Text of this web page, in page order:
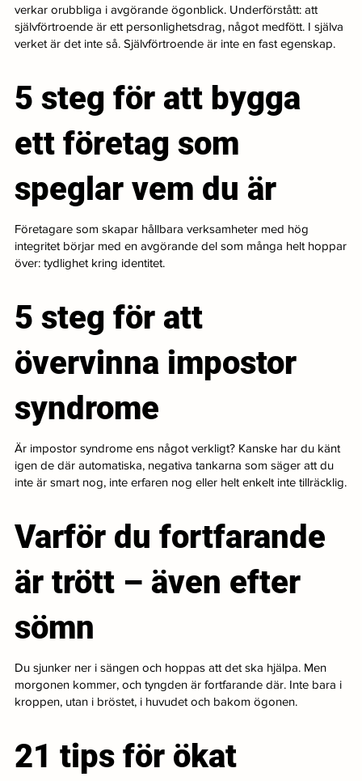
verkar orubbliga i avgörande ögonblick. Underförstått: att
självförtroende är ett personlighetsdrag, något medfött. I själva
verket är det inte så. Självförtroende är inte en fast egenskap.
5 steg för att bygga
ett företag som
speglar vem du är
Företagare som skapar hållbara verksamheter med hög
integritet börjar med en avgörande del som många helt hoppar
över: tydlighet kring identitet.
5 steg för att
övervinna impostor
syndrome
Är impostor syndrome ens något verkligt? Kanske har du känt
igen de där automatiska, negativa tankarna som säger att du
inte är smart nog, inte erfaren nog eller helt enkelt inte tillräcklig.
Varför du fortfarande
är trött – även efter
sömn
Du sjunker ner i sängen och hoppas att det ska hjälpa. Men
morgonen kommer, och tyngden är fortfarande där. Inte bara i
kroppen, utan i bröstet, i huvudet och bakom ögonen.
21 tips för ökat